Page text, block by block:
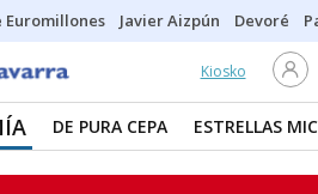
Javier Aizpún Devoré
Kiosko
DE PURA CEPA ESTRELLAS